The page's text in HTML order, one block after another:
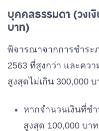
บุคคลธรรมดา (วง
บาท)
พิจารณาจากการชำระ
2563 ที่สูงกว่า และคว
สูงสุดไม่เกิน 300,000 บ
หากจำนวนเงินที่ชำ
สูงสุด 100,000 บาท